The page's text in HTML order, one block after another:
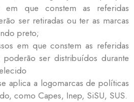
em que constem as referidas
ser retiradas ou ter as marcas
preto;
em que constem as referidas
poderão ser distribuídos durante
aplica a logomarcas de políticas
como Capes, Inep, SiSU, SUS.